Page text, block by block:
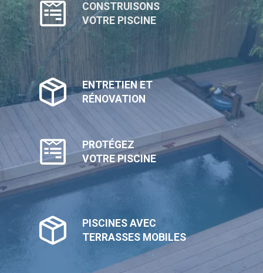
CONSTRUISONS
VOTRE PISCINE
ENTRETIEN ET
RÉNOVATION
PROTÉGEZ
VOTRE PISCINE
PISCINES AVEC
TERRASSES MOBILES